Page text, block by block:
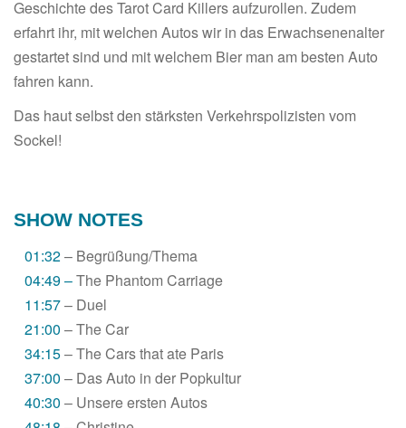
Geschichte des Tarot Card Killers aufzurollen. Zudem
erfahrt ihr, mit welchen Autos wir in das Erwachsenenalter
gestartet sind und mit welchem Bier man am besten Auto
fahren kann.
Das haut selbst den stärksten Verkehrspolizisten vom
Sockel!
SHOW NOTES
01:32– Begrüßung/Thema
04:49 –The Phantom Carriage
11:57– Duel
21:00 – The Car
34:15– The Cars that ate Paris
37:00 – Das Auto in der Popkultur
40:30 – Unsere ersten Autos